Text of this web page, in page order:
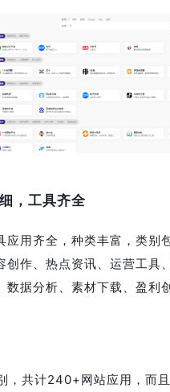
，工具齐全
应用齐全，种类丰富，类别
创作、热点资讯、运营工具
数据分析、素材下载、盈利
，共计240+网站应用，而